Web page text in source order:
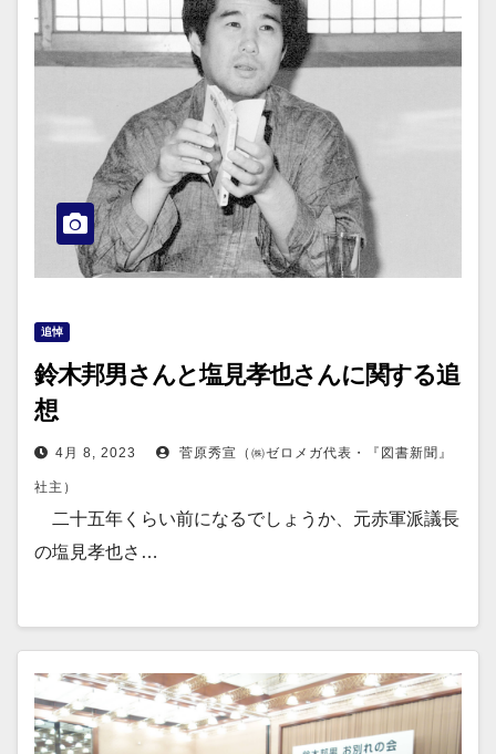
追悼
鈴木邦男さんと塩見孝也さんに関する追
想
4月 8, 2023 菅原秀宣（㈱ゼロメガ代表・『図書新聞』
社主）
二十五年くらい前になるでしょうか、元赤軍派議長
の塩見孝也さ…